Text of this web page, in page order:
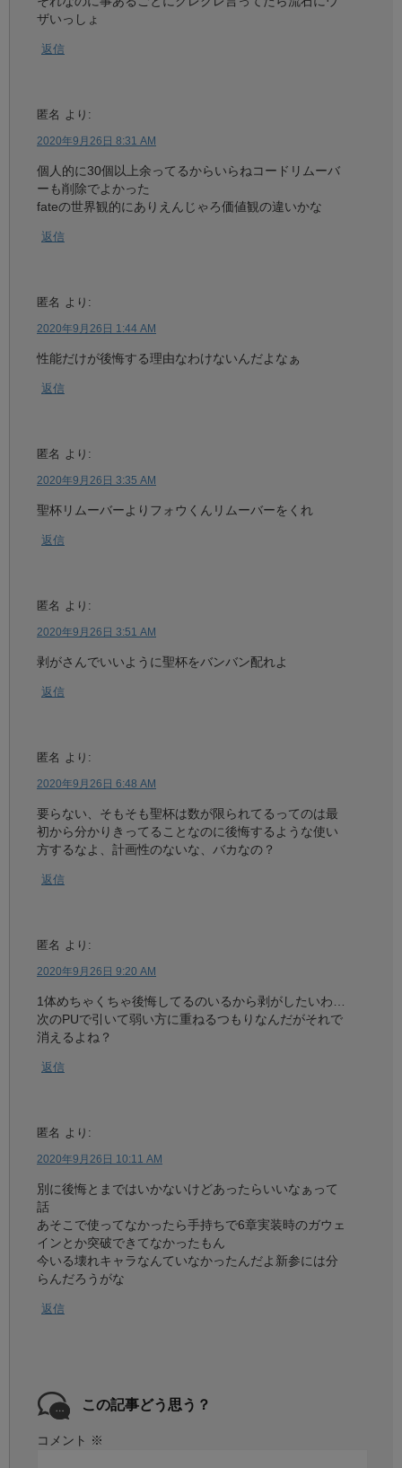
ザいっしょ
返信
匿名 より:
2020年9月26日 8:31 AM
個人的に30個以上余ってるからいらねコードリムーバ
ーも削除でよかった
fateの世界観的にありえんじゃろ価値観の違いかな
返信
匿名 より:
2020年9月26日 1:44 AM
性能だけが後悔する理由なわけないんだよなぁ
返信
匿名 より:
2020年9月26日 3:35 AM
聖杯リムーバーよりフォウくんリムーバーをくれ
返信
匿名 より:
2020年9月26日 3:51 AM
剥がさんでいいように聖杯をバンバン配れよ
返信
匿名 より:
2020年9月26日 6:48 AM
要らない、そもそも聖杯は数が限られてるってのは最
初から分かりきってることなのに後悔するような使い
方するなよ、計画性のないな、バカなの？
返信
匿名 より:
2020年9月26日 9:20 AM
1体めちゃくちゃ後悔してるのいるから剥がしたいわ…
次のPUで引いて弱い方に重ねるつもりなんだがそれで
消えるよね？
返信
匿名 より:
2020年9月26日 10:11 AM
別に後悔とまではいかないけどあったらいいなぁって
話
あそこで使ってなかったら手持ちで6章実装時のガウェ
インとか突破できてなかったもん
今いる壊れキャラなんていなかったんだよ新参には分
らんだろうがな
返信
この記事どう思う？
コメント ※